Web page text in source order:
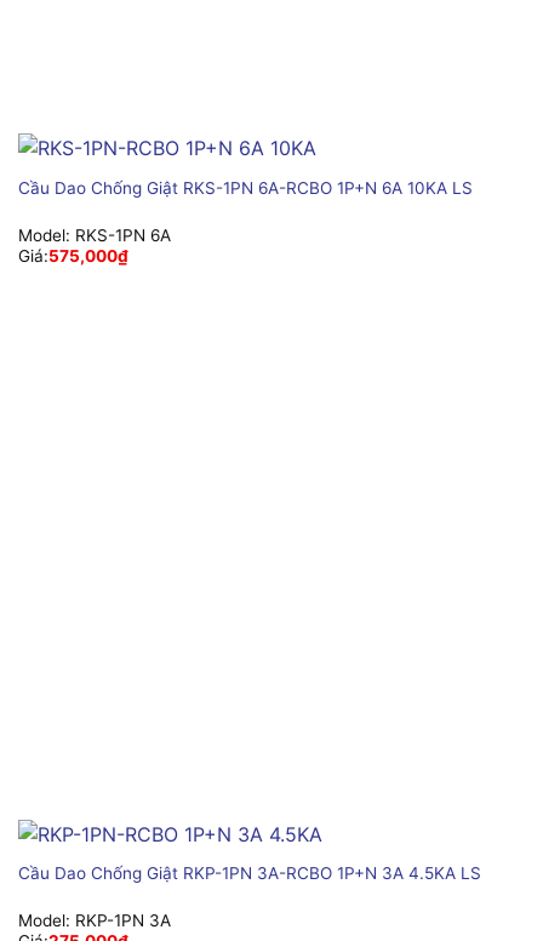
Cầu Dao Chống Giật RKS-1PN 6A-RCBO 1P+N 6A 10KA LS
Model: RKS-1PN 6A
Giá:575,000₫
Cầu Dao Chống Giật RKP-1PN 3A-RCBO 1P+N 3A 4.5KA LS
Model: RKP-1PN 3A